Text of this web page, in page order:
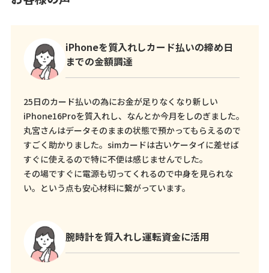
iPhoneを質入れしカード払いの締め日
までの金額調達
25日のカード払いの為にお金が足りなくなり新しい
iPhone16Proを質入れし、なんとか今月をしのぎました。
丸宮さんはデータそのままの状態で預かってもらえるので
すごく助かりました。simカードは古いケータイに差せば
すぐに使えるので特に不便は感じませんでした。
その場ですぐに電源も切ってくれるので中身を見られな
い。という点も安心材料に繋がっています。
腕時計を質入れし運転資金に活用